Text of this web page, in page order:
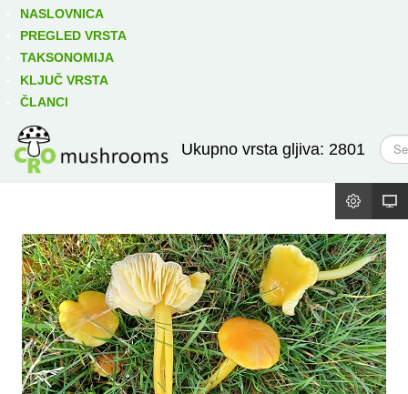
NASLOVNICA
PREGLED VRSTA
TAKSONOMIJA
KLJUČ VRSTA
ČLANCI
Ukupno vrsta gljiva: 2801
T
r
ž
Izravno podređene niže takse: